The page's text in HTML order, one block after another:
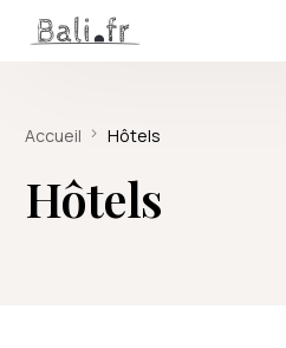
Accueil Hôtels
Hôtels